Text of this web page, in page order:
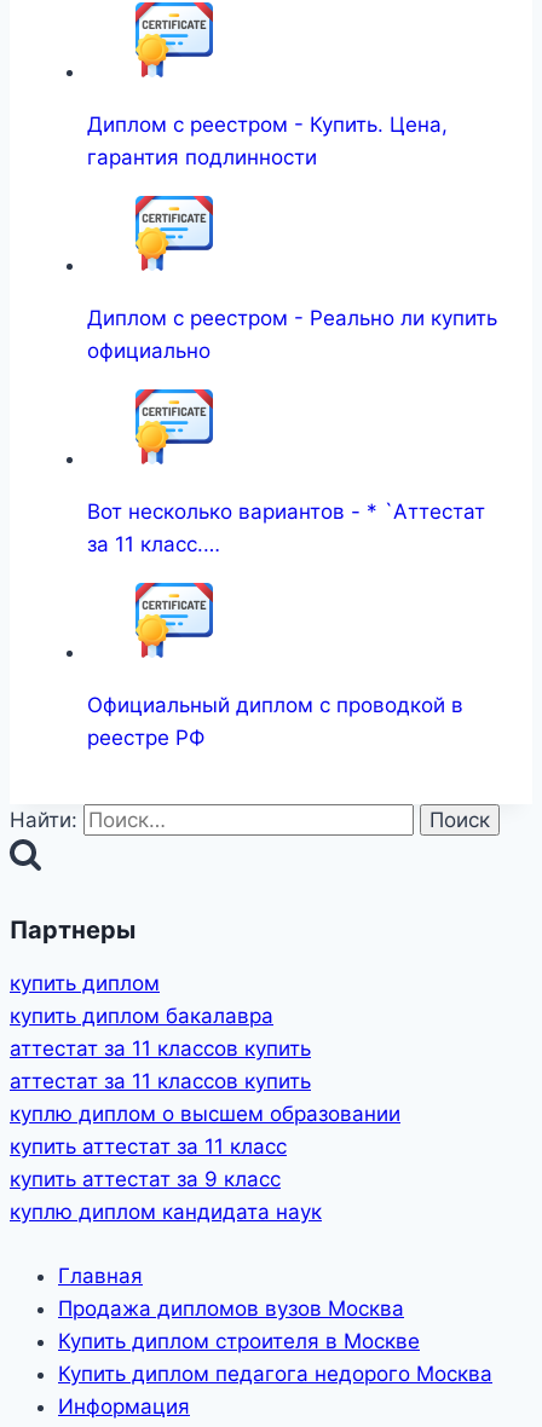
Диплом с реестром - Купить. Цена,
гарантия подлинности
Диплом с реестром - Реально ли купить
официально
Вот несколько вариантов - * `Аттестат
за 11 класс.…
Официальный диплом с проводкой в
реестре РФ
Найти:
Партнеры
купить диплом
купить диплом бакалавра
аттестат за 11 классов купить
аттестат за 11 классов купить
куплю диплом о высшем образовании
купить аттестат за 11 класс
купить аттестат за 9 класс
куплю диплом кандидата наук
Главная
Продажа дипломов вузов Москва
Купить диплом строителя в Москве
Купить диплом педагога недорого Москва
Информация